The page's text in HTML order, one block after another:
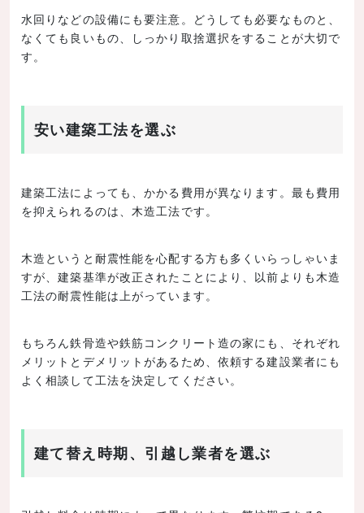
水回りなどの設備にも要注意。どうしても必要なものと、
なくても良いもの、しっかり取捨選択をすることが大切で
す。
安い建築工法を選ぶ
建築工法によっても、かかる費用が異なります。最も費用
を抑えられるのは、木造工法です。
木造というと耐震性能を心配する方も多くいらっしゃいま
すが、建築基準が改正されたことにより、以前よりも木造
工法の耐震性能は上がっています。
もちろん鉄骨造や鉄筋コンクリート造の家にも、それぞれ
メリットとデメリットがあるため、依頼する建設業者にも
よく相談して工法を決定してください。
建て替え時期、引越し業者を選ぶ